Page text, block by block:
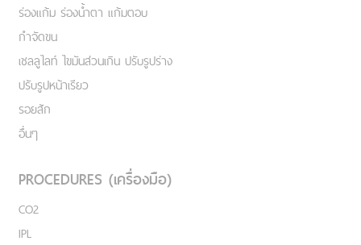
ร่องแก้ม ร่องน้ำตา แก้มตอบ
กำจัดขน
เชลลูไลท์ ไขมันส่วนเกิน ปรับรูปร่าง
ปรับรูปหน้าเรียว
รอยสัก
อื่นๆ
PROCEDURES (เครื่องมือ)
CO2
IPL